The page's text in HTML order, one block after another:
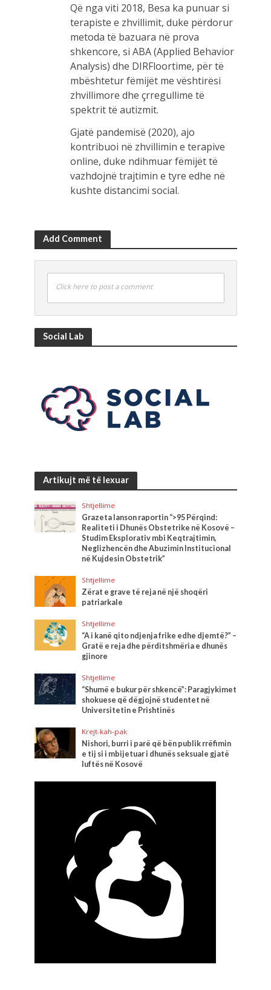
Që nga viti 2018, Besa ka punuar si
terapiste e zhvillimit, duke përdorur
metoda të bazuara në prova
shkencore, si ABA (Applied Behavior
Analysis) dhe DIRFloortime, për të
mbështetur fëmijët me vështirësi
zhvillimore dhe çrregullime të
spektrit të autizmit.
Gjatë pandemisë (2020), ajo
kontribuoi në zhvillimin e terapive
online, duke ndihmuar fëmijët të
vazhdojnë trajtimin e tyre edhe në
kushte distancimi social.
Add Comment
Click here to post a comment
Social Lab
Artikujt më të lexuar
Shtjellime
Grazeta lanson raportin “>95 Përqind:
Realiteti i Dhunës Obstetrike në Kosovë –
Studim Eksplorativ mbi Keqtrajtimin,
Neglizhencën dhe Abuzimin Institucional
në Kujdesin Obstetrik”
Shtjellime
Zërat e grave të reja në një shoqëri
patriarkale
Shtjellime
“A i kanë qito ndjenja frike edhe djemtë?” –
Gratë e reja dhe përditshmëria e dhunës
gjinore
Shtjellime
“Shumë e bukur për shkencë”: Paragjykimet
shokuese që dëgjojnë studentet në
Universitetin e Prishtinës
Krejt-kah-pak
Nishori, burri i parë që bën publik rrëfimin
e tij si i mbijetuar i dhunës seksuale gjatë
luftës në Kosovë